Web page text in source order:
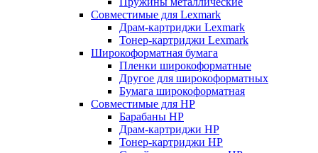
Совместимые для Lexmark
Драм-картриджи Lexmark
Тонер-картриджи Lexmark
Широкоформатная бумага
Пленки широкоформатные
Другое для широкоформатных
Бумага широкоформатная
Совместимые для HP
Барабаны HP
Драм-картриджи HP
Тонер-картриджи HP